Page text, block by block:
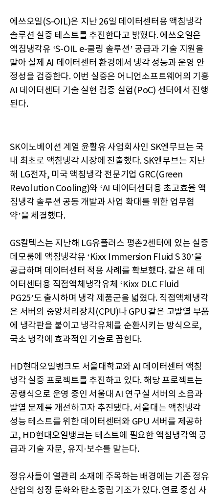
에쓰오일(S-OIL)은 지난 26일 데이터센터용 액침냉각
솔루션 실증 테스트를 추진한다고 밝혔다. 에쓰오일은
액침냉각유 ‘S-OIL e-쿨링 솔루션’ 공급과 기술 지원을
맡아 실제 AI 데이터센터 환경에서 냉각 성능과 운영 안
정성을 검증한다. 이번 실증은 어니언소프트웨어의 기흥
AI 데이터센터 기술 실현 검증 실험(PoC) 센터에서 진행
된다.
SK이노베이션 계열 윤활유 사업회사인 SK엔무브는 국
내 최초로 액침냉각 시장에 진출했다. SK엔무브는 지난
해 LG전자, 미국 액침냉각 전문기업 GRC(Green
Revolution Cooling)와 ‘AI 데이터센터용 초고효율 액
침냉각 솔루션 공동 개발과 사업 확대를 위한 업무협
약’을 체결했다.
GS칼텍스는 지난해 LG유플러스 평촌2센터에 있는 실증
데모룸에 액침냉각유 ‘Kixx Immersion Fluid S 30’을
공급하며 데이터센터 적용 사례를 확보했다. 같은 해 데
이터센터용 직접액체냉각유체 ‘Kixx DLC Fluid
PG25’도 출시하며 냉각 제품군을 넓혔다. 직접액체냉각
은 서버의 중앙처리장치(CPU)나 GPU 같은 고발열 부품
에 냉각판을 붙이고 냉각유체를 순환시키는 방식으로,
국소 냉각에 효과적인 기술로 꼽힌다.
HD현대오일뱅크도 서울대학교와 AI 데이터센터 액침
냉각 실증 프로젝트를 추진하고 있다. 해당 프로젝트는
공랭식으로 운영 중인 서울대 AI 연구실 서버의 소음과
발열 문제를 개선하고자 추진됐다. 서울대는 액침냉각
성능 테스트를 위한 데이터센터와 GPU 서버를 제공하
고, HD현대오일뱅크는 테스트에 필요한 액침냉각액 공
급과 기술 자문, 유지·보수를 맡는다.
정유사들이 열관리 소재에 주목하는 배경에는 기존 정유
산업의 성장 둔화와 탄소중립 기조가 있다. 연료 중심 사